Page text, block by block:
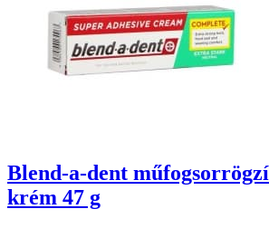
Blend-a-dent
krém 47 g